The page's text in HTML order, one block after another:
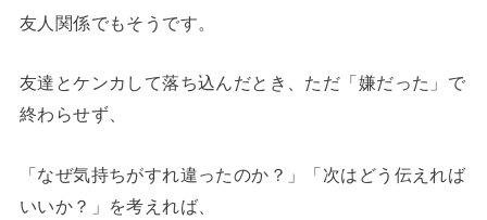
友人関係でもそうです。
友達とケンカして落ち込んだとき、ただ「嫌だった」で
終わらせず、
「なぜ気持ちがすれ違ったのか？」「次はどう伝えれば
いいか？」を考えれば、